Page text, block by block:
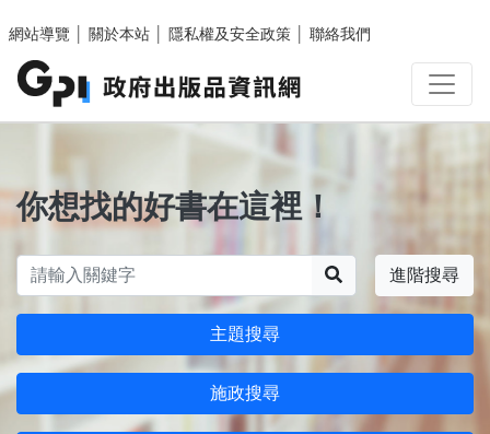
網站導覽
關於本站 隱私權及安全政策 聯絡我們
你想找的好書在這裡！
進階搜尋
主題搜尋
施政搜尋